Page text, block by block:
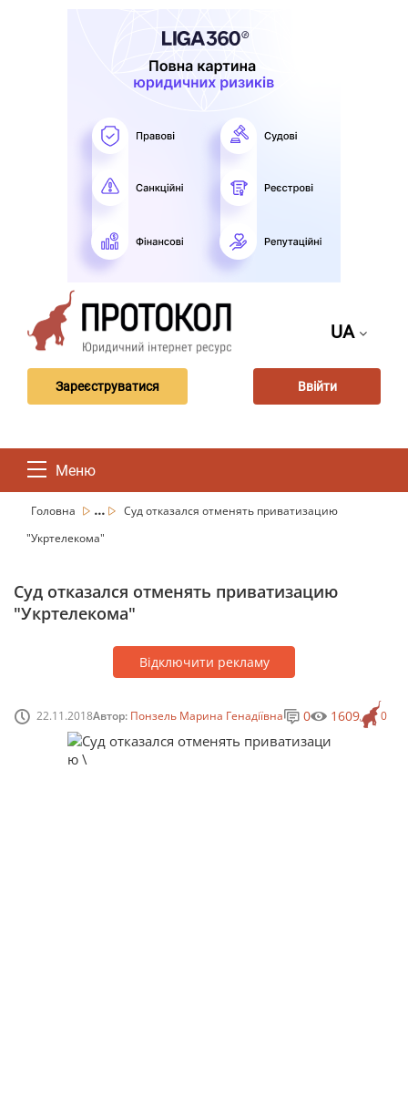
UA
Зареєструватися Ввійти
Меню
Головна ...
Суд отказался отменять приватизацию
"Укртелекома"
Суд отказался отменять приватизацию
"Укртелекома"
Відключити рекламу
22.11.2018Автор: Понзель Марина Генадіївна 0
0 1609